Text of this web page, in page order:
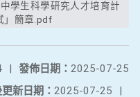
」簡章.pdf
發佈日期： 2025-07-25
|
新日期： 2025-07-25 |